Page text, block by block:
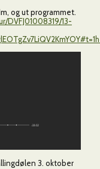
og ut programmet.
DVFJ01008319/13-
3. oktober